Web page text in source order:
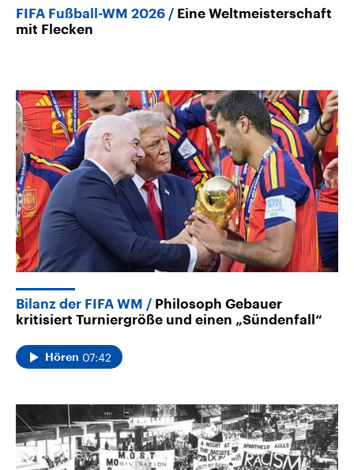
FIFA Fußball-WM 2026
Eine Weltmeisterschaft
mit Flecken
Bilanz der FIFA WM
Philosoph Gebauer
kritisiert Turniergröße und einen „Sündenfall“
Hören 07:42